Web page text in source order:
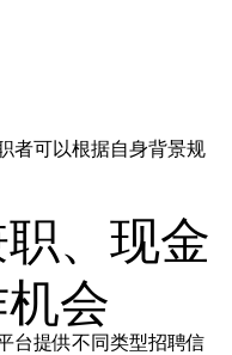
者可以根据自身背景规
、现金
会
台提供不同类型招聘信